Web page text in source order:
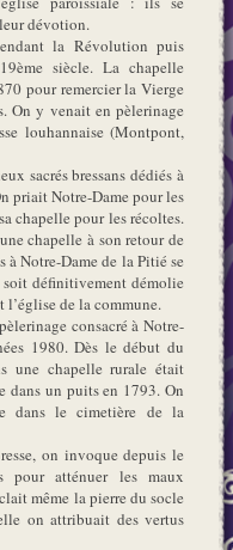
dévotion.
la Révolution puis
siècle. La chapelle
pour remercier la Vierge
On y venait en pèlerinage
louhannaise (Montpont,
sacrés bressans dédiés à
priait Notre-Dame pour les
chapelle pour les récoltes.
chapelle à son retour de
à Notre-Dame de la Pitié se
soit définitivement démolie
de la commune.
consacré à Notre-
1980. Dès le début du
une chapelle rurale était
dans un puits en 1793. On
dans le cimetière de la
on invoque depuis le
pour atténuer les maux
même la pierre du socle
on attribuait des vertus